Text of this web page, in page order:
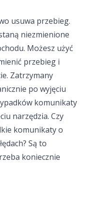
usuwa przebieg.
niezmienione
Możesz użyć
przebieg i
Zatrzymany
po wyjęciu
komunikaty
narzędzia. Czy
komunikaty o
Są to
koniecznie